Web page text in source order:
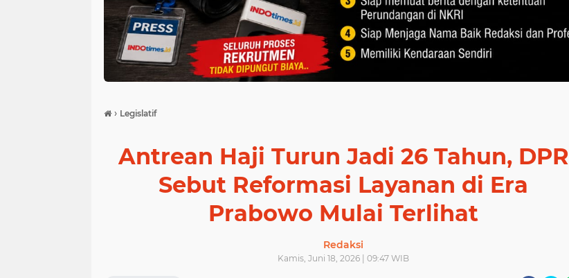
› Legislatif
Antrean Haji Turun Jadi 26 Tahun, DPR
Sebut Reformasi Layanan di Era
Prabowo Mulai Terlihat
Redaksi
Kamis, Juni 18, 2026 | 09:47 WIB